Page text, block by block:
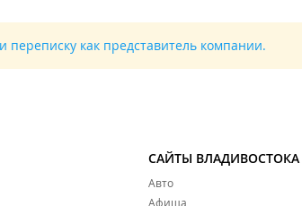
переписку как представитель компании.
САЙТЫ ВЛАДИВОСТОКА
Авто
Афиша